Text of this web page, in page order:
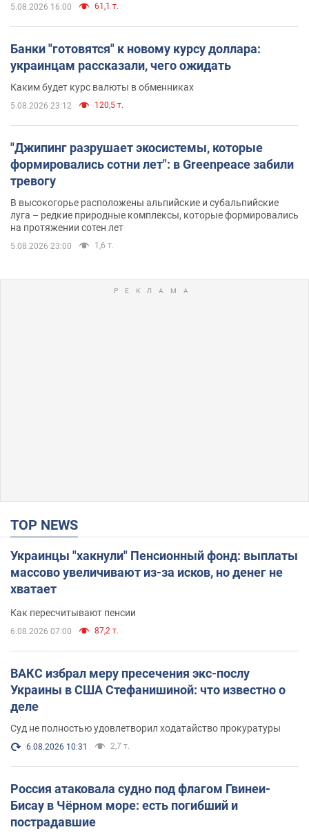
5.08.2026 16:00 61,1 т.
Банки "готовятся" к новому курсу доллара:
украинцам рассказали, чего ожидать
Каким будет курс валюты в обменниках
5.08.2026 23:12 120,5 т.
"Джипинг разрушает экосистемы, которые
формировались сотни лет": в Greenpeace забили
тревогу
В высокогорье расположены альпийские и субальпийские
луга – редкие природные комплексы, которые формировались
на протяжении сотен лет
5.08.2026 23:00 1,6 т.
TOP NEWS
Украинцы "хакнули" Пенсионный фонд: выплаты
массово увеличивают из-за исков, но денег не
хватает
Как пересчитывают пенсии
6.08.2026 07:00 87,2 т.
ВАКС избрал меру пресечения экс-послу
Украины в США Стефанишиной: что известно о
деле
Суд не полностью удовлетворил ходатайство прокуратуры
6.08.2026 10:31 2,7 т.
Россия атаковала судно под флагом Гвинеи-
Бисау в Чёрном море: есть погибший и
пострадавшие